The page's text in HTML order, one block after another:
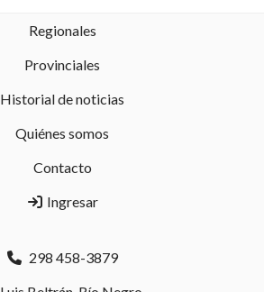
Regionales
Provinciales
Historial de noticias
Quiénes somos
Contacto
Ingresar
298 458-3879